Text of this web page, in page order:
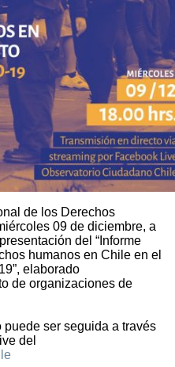
de los Derechos
09 de diciembre, a
del “Informe
humanos en Chile en el
elaborado
de organizaciones de
ser seguida a través
del